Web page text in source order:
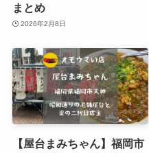
まとめ
2026年2月8日
【屋台まみちゃん】福岡市